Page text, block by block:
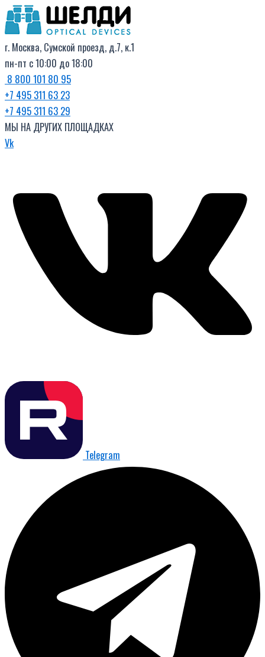
Перейти
к
содержимому
г. Москва, Сумской проезд, д.7, к.1
пн-пт с 10:00 до 18:00
8 800 101 80 95
+7 495 311 63 23
+7 495 311 63 29
МЫ НА ДРУГИХ ПЛОЩАДКАХ
Vk
Telegram
Поиск
товаров